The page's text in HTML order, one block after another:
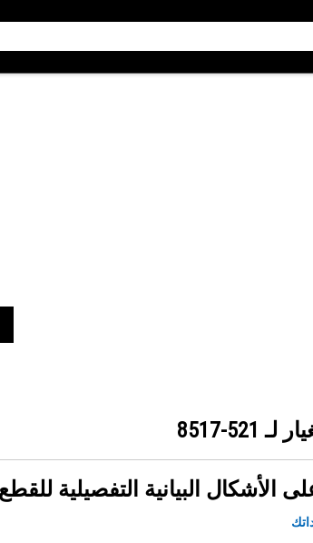
لـ 521-8517
الأشكال البيانية التفصيلية للقطع